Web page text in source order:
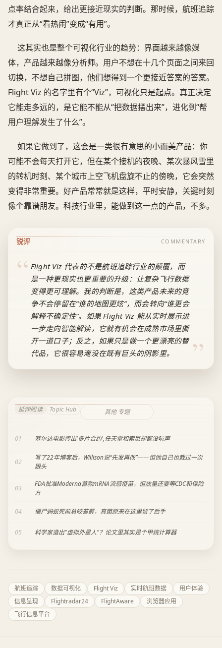
点率结合起来，给出更接近现实的判断。那时候，航班追踪
才真正从“看热闹”变成“有用”。
这其实也是整个可视化行业的趋势：界面越来越像媒
体，产品越来越像分析师。用户不想在十几个页面之间来回
切换，不想自己拼图，他们想得到一个更接近答案的答案。
Flight Viz 的名字里有个“Viz”，可视化只是起点。真正决定
它能走多远的，是它能不能从“把数据摆出来”，进化到“帮
用户理解发生了什么”。
如果它做到了，这会是一类很有意思的小而美产品：你
可能不会每天打开它，但在某个接机的夜晚、某次暴风雪里
的转机时刻、某个城市上空飞机盘旋不止的傍晚，它会突然
变得非常重要。好产品常常就是这样，平时安静，关键时刻
像个靠谱朋友。科技行业里，能做到这一点的产品，不多。
锐评 COMMENTARY
Flight Viz 代表的不是航班追踪行业的颠覆，而
是一种更现实也更重要的升级：让复杂飞行数据
变得更可理解。我的判断是，这类产品未来的竞
争不会停留在“谁的地图更炫”，而会转向“谁更会
解释不确定性”。如果 Flight Viz 能从实时展示进
一步走向智能解读，它就有机会在成熟市场里撕
开一道口子；反之，如果只是做一个更漂亮的替
代品，它很容易淹没在既有巨头的阴影里。
延伸阅读 Topic Hub 其他 专题
01 塞尔达电影传出'多片合约',任天堂和索尼却都没吭声
02
写了22年博客后，Willison说“先发再改”——但他自己也栽过一次
跟头
03
FDA批准Moderna首款mRNA流感疫苗，但放量还要等CDC和保险
方
04 僵尸蚂蚁死前总咬苔藓，真菌原来在这里留了后手
05 科学家造出"虚拟外星人"？论文里其实是个甲烷计算器
航班追踪 数据可视化 Flight Viz 实时航班数据
用户体验
信息呈现
Flightradar24 FlightAware
浏览器应用
飞行信息平台